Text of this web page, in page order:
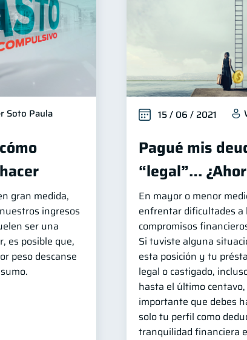
Soto Paula
gran medida,
ingresos
ser una
es posible que,
peso descanse
15 / 06 / 2021
Pagué mis
“legal”…
En mayor o menor
enfrentar dificultades
compromisos
Si tuviste alguna
esta posición y tu
legal o castigado,
hasta el último
importante que debes
solo tu perfil como
tranquilidad financiera